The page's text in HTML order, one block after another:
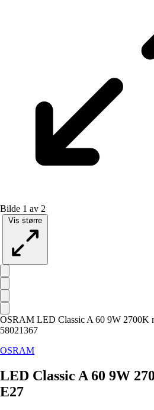
Bilde 1 av 2
Vis større
OSRAM LED Classic A 60 9W 2700K
58021367
OSRAM
LED Classic A 60 9W
E27